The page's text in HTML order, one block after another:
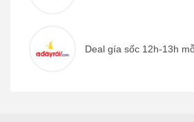
Deal gía sốc 12h-13h